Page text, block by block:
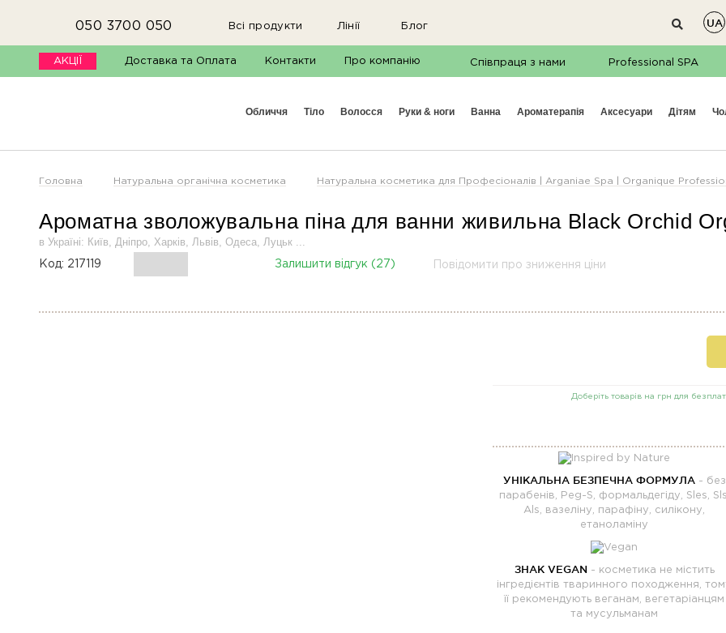
050 3700 050 Всі продукти Лінії Блог UA
АКЦІЇ Доставка та Оплата Контакти Про компанію Співпраця з нами Professional SPA
обличчя тіло волосся руки & ноги ванна ароматерапія аксесуари дітям
Головна Натуральна органічна косметика Натуральна косметика для Професіоналів | Arganiae Spa | Organique
Ароматна зволожувальна піна для ванни живильна Black Orchid
в Україні: Київ, Дніпро, Харків, Львів, Одеса, Луцьк ...
Код: 217119 Залишити відгук (27) Повідомити про зниження ціни
Доберіть товарів на грн для
УНІКАЛЬНА БЕЗПЕЧНА ФОРМУЛА- без
парабенів, Peg-S, формальдегіду, Sles, Sls,
Als, вазеліну, парафіну, силікону,
етаноламіну
ЗНАК VEGAN - косметика не містить
інгредієнтів тваринного походження,
її рекомендують веганам, вегетаріанцям
та мусульманам